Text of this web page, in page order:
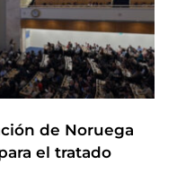
de Noruega
el tratado